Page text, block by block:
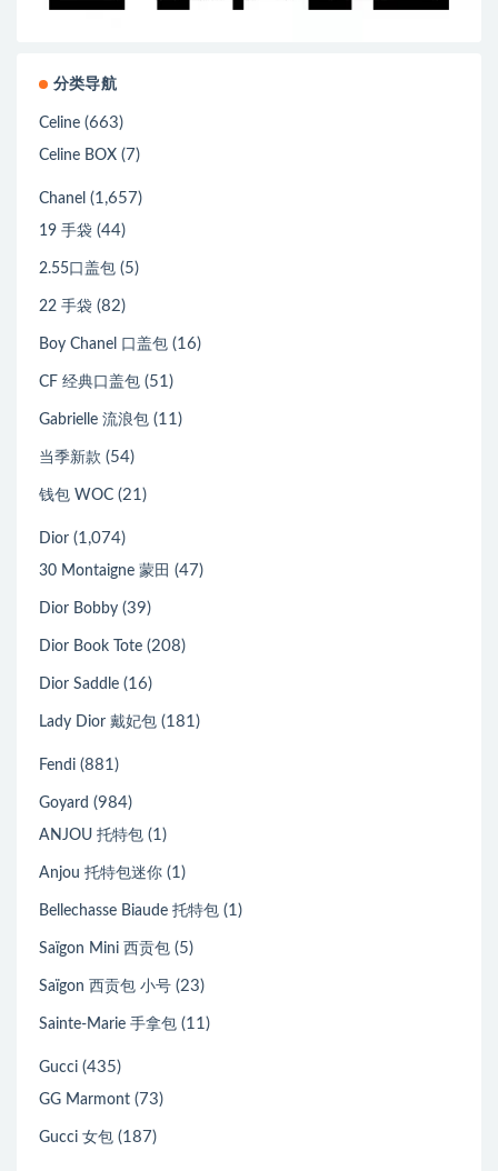
分类导航
Celine (663)
Celine BOX (7)
Chanel (1,657)
19 手袋 (44)
2.55口盖包 (5)
22 手袋 (82)
Boy Chanel 口盖包 (16)
CF 经典口盖包 (51)
Gabrielle 流浪包 (11)
当季新款 (54)
钱包 WOC (21)
Dior (1,074)
30 Montaigne 蒙田 (47)
Dior Bobby (39)
Dior Book Tote (208)
Dior Saddle (16)
Lady Dior 戴妃包 (181)
Fendi (881)
Goyard (984)
ANJOU 托特包 (1)
Anjou 托特包迷你 (1)
Bellechasse Biaude 托特包 (1)
Saïgon Mini 西贡包 (5)
Saïgon 西贡包 小号 (23)
Sainte-Marie 手拿包 (11)
Gucci (435)
GG Marmont (73)
Gucci 女包 (187)